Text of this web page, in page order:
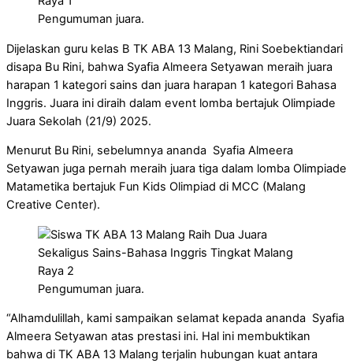
Pengumuman juara.
Dijelaskan guru kelas B TK ABA 13 Malang, Rini Soebektiandari
disapa Bu Rini, bahwa Syafia Almeera Setyawan meraih juara
harapan 1 kategori sains dan juara harapan 1 kategori Bahasa
Inggris. Juara ini diraih dalam event lomba bertajuk Olimpiade
Juara Sekolah (21/9) 2025.
Menurut Bu Rini, sebelumnya ananda Syafia Almeera
Setyawan juga pernah meraih juara tiga dalam lomba Olimpiade
Matametika bertajuk Fun Kids Olimpiad di MCC (Malang
Creative Center).
Pengumuman juara.
“Alhamdulillah, kami sampaikan selamat kepada ananda Syafia
Almeera Setyawan atas prestasi ini. Hal ini membuktikan
bahwa di TK ABA 13 Malang terjalin hubungan kuat antara